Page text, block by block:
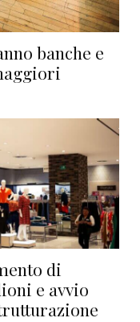
banche e
di
e avvio